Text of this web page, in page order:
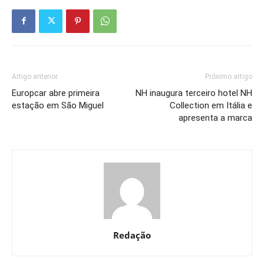
Artigo anterior
Europcar abre primeira
estação em São Miguel
Próximo artigo
NH inaugura terceiro hotel NH
Collection em Itália e
apresenta a marca
Redação